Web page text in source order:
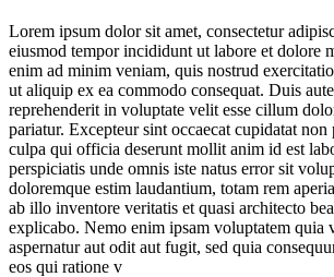
Lorem ipsum dolor sit amet, consectetur
eiusmod tempor incididunt ut labore et dolore
enim ad minim veniam, quis nostrud
ut aliquip ex ea commodo consequat. Duis
reprehenderit in voluptate velit esse cillum
pariatur. Excepteur sint occaecat cupidatat
culpa qui officia deserunt mollit anim id est
perspiciatis unde omnis iste natus error sit
doloremque estim laudantium, totam rem
ab illo inventore veritatis et quasi architecto
explicabo. Nemo enim ipsam voluptatem quia
aspernatur aut odit aut fugit, sed quia
eos qui ratione v